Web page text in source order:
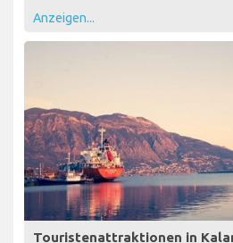
Anzeigen...
Touristenattraktionen in